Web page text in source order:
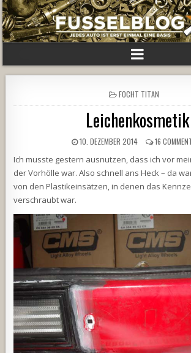
POSTED
IN
FOCHT TITAN
Leichenkosmetik
10. DEZEMBER 2014 16
Ich musste gestern ausnutzen, dass ich vor
der Vorhölle war. Also schnell ans Heck – da
von den Plastikeinsätzen, in denen das
verschraubt war.